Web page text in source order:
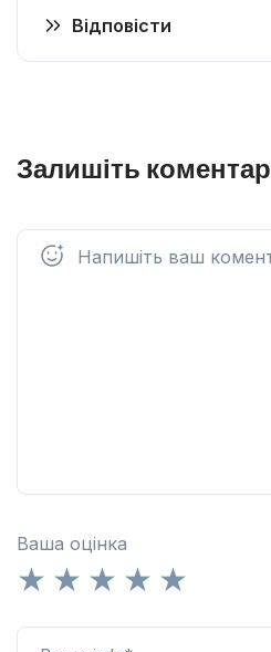
Відповісти
Залишіть коментар
Ваша оцінка